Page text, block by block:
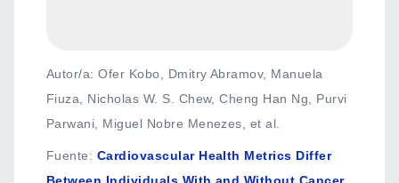
Autor/a: Ofer Kobo, Dmitry Abramov, Manuela
Fiuza, Nicholas W. S. Chew, Cheng Han Ng, Purvi
Parwani, Miguel Nobre Menezes, et al.
Fuente: Cardiovascular Health Metrics Differ